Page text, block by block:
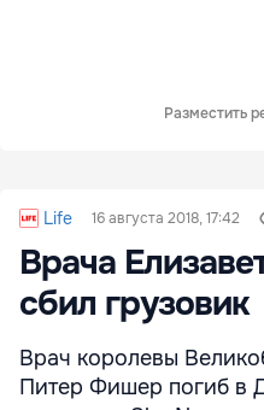
Разместить
Life 16 августа 2018, 17:42
Врача
сбил грузовик
Врач королевы
Питер Фишер погиб в